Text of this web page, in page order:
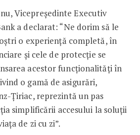
Vicepreședinte Executiv
a declarat: “Ne dorim să le
o experiență completă, în
și cele de protecție se
acestor funcționalități în
o gamă de asigurări,
Țiriac, reprezintă un pas
simplificării accesului la soluții
de zi cu zi”.